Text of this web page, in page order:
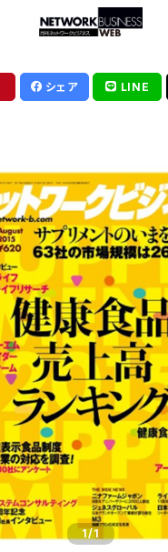
シェア LINE
1/1